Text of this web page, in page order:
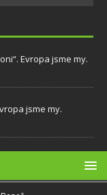
Evropa jsme my.
jsme my.